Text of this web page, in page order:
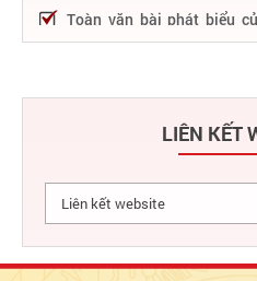
Toàn văn bài phát biểu
Trọng tại Lễ kỷ niệm 75
75 năm thực hiện Sáu điều
quên thân, vì dân phục vụ"
27/2 – 04/3/2023
Phát huy thành tựu 50
tin trong Công an nhân dân
LIÊN KẾT